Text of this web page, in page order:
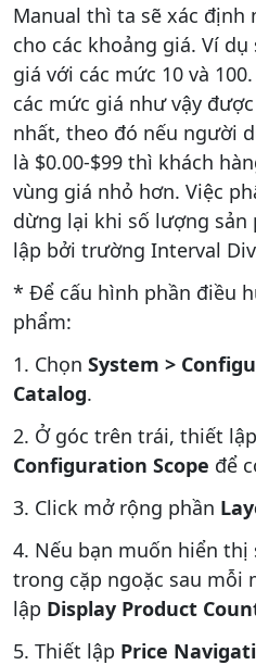
Manual thì ta sẽ xác định
cho các khoảng giá. Ví
giá với các mức 10 và
các mức giá như vậy
nhất, theo đó nếu người
là $0.00-$99 thì khách
vùng giá nhỏ hơn. Việc
dừng lại khi số lượng
lập bởi trường Interval
* Để cấu hình phần điều
phẩm:
1. Chọn System >
Catalog.
2. Ở góc trên trái, thiết lập
Configuration Scope để
3. Click mở rộng phần
4. Nếu bạn muốn hiển
trong cặp ngoặc sau mỗi
lập Display Product
5. Thiết lập Price